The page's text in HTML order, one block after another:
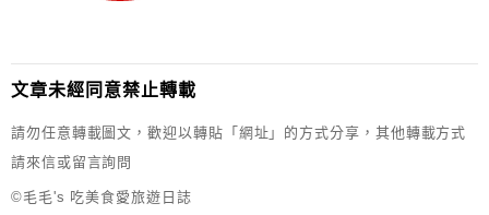
文章未經同意禁止轉載
請勿任意轉載圖文，歡迎以轉貼「網址」的方式分享，其他轉載方式
請來信或留言詢問
©毛毛's 吃美食愛旅遊日誌